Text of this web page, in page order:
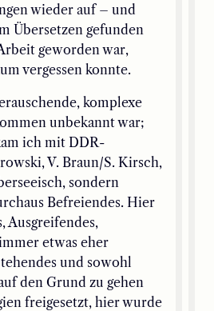
wieder auf – und
Übersetzen gefunden
geworden war,
vergessen konnte.
komplexe
unbekannt war;
ich mit DDR-
V. Braun/S. Kirsch,
sondern
Befreiendes. Hier
Ausgreifendes,
etwas eher
und sowohl
den Grund zu gehen
freigesetzt, hier wurde